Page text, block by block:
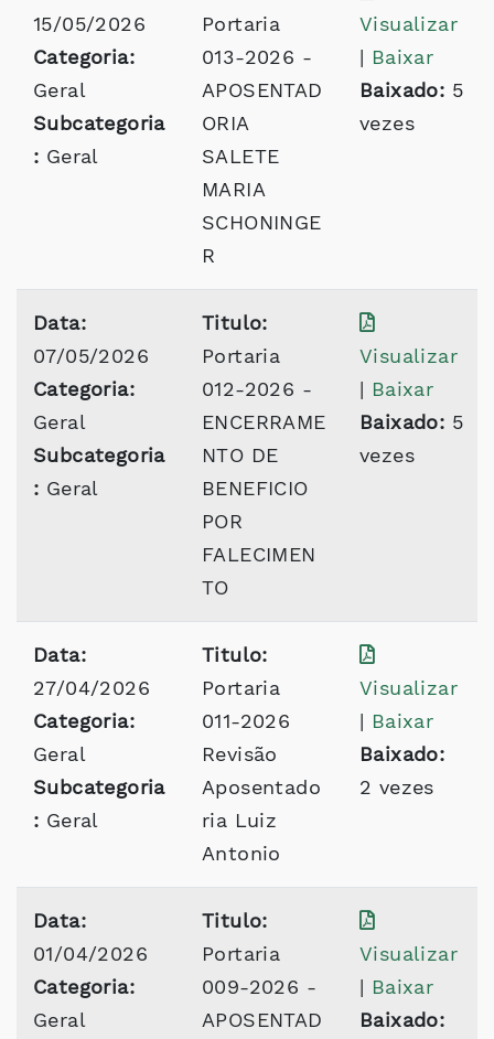
15/05/2026
Categoria:
Geral
Subcategoria
: Geral
Portaria
013-2026 -
APOSENTAD
ORIA
SALETE
MARIA
SCHONINGE
R
Visualizar
| Baixar
Baixado: 5
vezes
Data:
07/05/2026
Categoria:
Geral
Subcategoria
: Geral
Titulo:
Portaria
012-2026 -
ENCERRAME
NTO DE
BENEFICIO
POR
FALECIMEN
TO
Visualizar
| Baixar
Baixado: 5
vezes
Data:
27/04/2026
Categoria:
Geral
Subcategoria
: Geral
Titulo:
Portaria
011-2026
Revisão
Aposentado
ria Luiz
Antonio
Visualizar
| Baixar
Baixado:
2 vezes
Data:
01/04/2026
Categoria:
Geral
Titulo:
Portaria
009-2026 -
APOSENTAD
Visualizar
| Baixar
Baixado: